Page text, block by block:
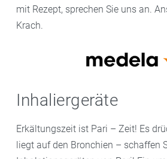
mit Rezept, sprechen Sie uns an.
Krach.
Inhaliergeräte
Erkältungszeit ist Pari – Zeit! Es
liegt auf den Bronchien – schaffen